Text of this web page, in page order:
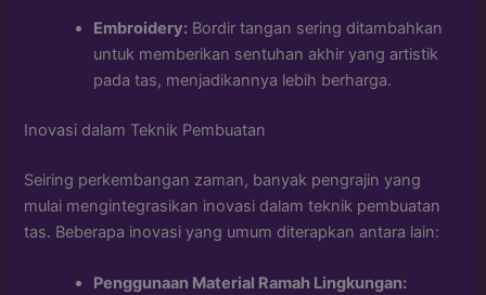
Embroidery: Bordir tangan sering ditambahkan
untuk memberikan sentuhan akhir yang artistik
pada tas, menjadikannya lebih berharga.
Inovasi dalam Teknik Pembuatan
Seiring perkembangan zaman, banyak pengrajin yang
mulai mengintegrasikan inovasi dalam teknik pembuatan
tas. Beberapa inovasi yang umum diterapkan antara lain:
Penggunaan Material Ramah Lingkungan: